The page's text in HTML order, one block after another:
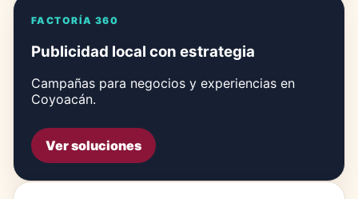
FACTORÍA 360
Publicidad local con estrategia
Campañas para negocios y experiencias en
Coyoacán.
Ver soluciones